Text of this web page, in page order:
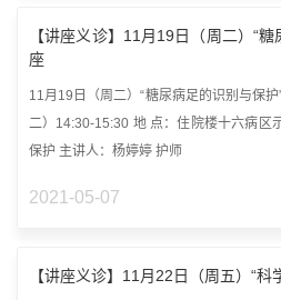
【讲座义诊】11月19日（周二）“
座
11月19日（周二）“糖尿病足的识别与保
二）14:30-15:30 地 点：住院楼十六病区
保护 主讲人：杨婷婷 护师
2021-05-07
【讲座义诊】11月22日（周五）“